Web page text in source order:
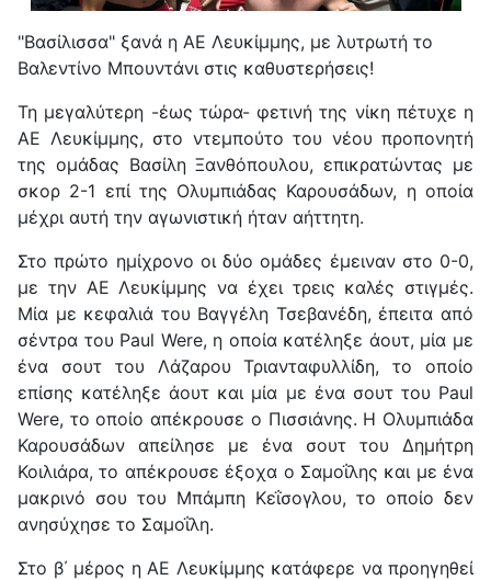
"Βασίλισσα" ξανά η ΑΕ Λευκίμμης, με λυτρωτή το
Βαλεντίνο Μπουντάνι στις καθυστερήσεις!
Τη μεγαλύτερη -έως τώρα- φετινή της νίκη πέτυχε η
ΑΕ Λευκίμμης, στο ντεμπούτο του νέου προπονητή
της ομάδας Βασίλη Ξανθόπουλου, επικρατώντας με
σκορ 2-1 επί της Ολυμπιάδας Καρουσάδων, η οποία
μέχρι αυτή την αγωνιστική ήταν αήττητη.
Στο πρώτο ημίχρονο οι δύο ομάδες έμειναν στο 0-0,
με την ΑΕ Λευκίμμης να έχει τρεις καλές στιγμές.
Μία με κεφαλιά του Βαγγέλη Τσεβανέδη, έπειτα από
σέντρα του Paul Were, η οποία κατέληξε άουτ, μία με
ένα σουτ του Λάζαρου Τριανταφυλλίδη, το οποίο
επίσης κατέληξε άουτ και μία με ένα σουτ του Paul
Were, το οποίο απέκρουσε ο Πισσιάνης. Η Ολυμπιάδα
Καρουσάδων απείλησε με ένα σουτ του Δημήτρη
Κοιλιάρα, το απέκρουσε έξοχα ο Σαμοΐλης και με ένα
μακρινό σου του Μπάμπη Κεΐσογλου, το οποίο δεν
ανησύχησε το Σαμοΐλη.
Στο β΄ μέρος η ΑΕ Λευκίμμης κατάφερε να προηγηθεί